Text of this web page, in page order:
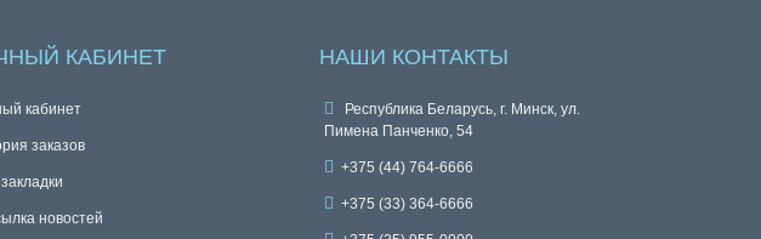
КАБИНЕТ
кабинет
заказов
новостей
НАШИ КОНТАКТЫ
Республика Беларусь, г. Минск, ул.
Пимена Панченко, 54
+375 (44) 764-6666
+375 (33) 364-6666